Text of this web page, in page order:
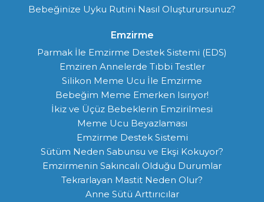
Bebeğinize Uyku Rutini Nasıl Oluşturursunuz?
Emzirme
Parmak İle Emzirme Destek Sistemi (EDS)
Emziren Annelerde Tıbbi Testler
Silikon Meme Ucu İle Emzirme
Bebeğim Meme Emerken Isırıyor!
İkiz ve Üçüz Bebeklerin Emzirilmesi
Meme Ucu Beyazlaması
Emzirme Destek Sistemi
Sütüm Neden Sabunsu ve Ekşi Kokuyor?
Emzirmenin Sakıncalı Olduğu Durumlar
Tekrarlayan Mastit Neden Olur?
Anne Sütü Arttırıcılar